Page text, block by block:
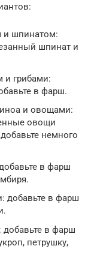
и шпинатом:
шпинат и
грибами:
в фарш.
и овощами:
овощи
немного
в фарш
добавьте в фарш
в фарш
петрушку,